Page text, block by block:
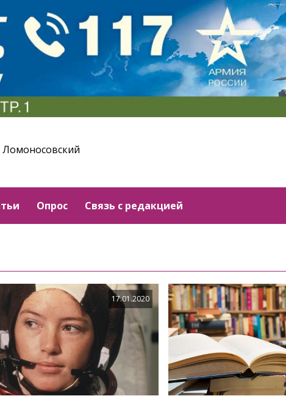
Опрос Связь с редакцией
17.01.2020